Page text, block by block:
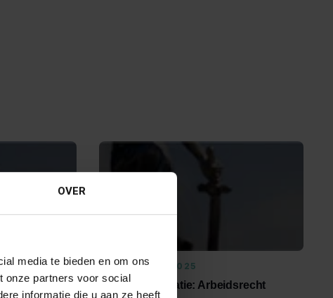
OVER
media te bieden en om ons
onze partners voor social
informatie die u aan ze heeft
10 OKTOBER 2025
Banning Cassatie: Arbeidsrecht